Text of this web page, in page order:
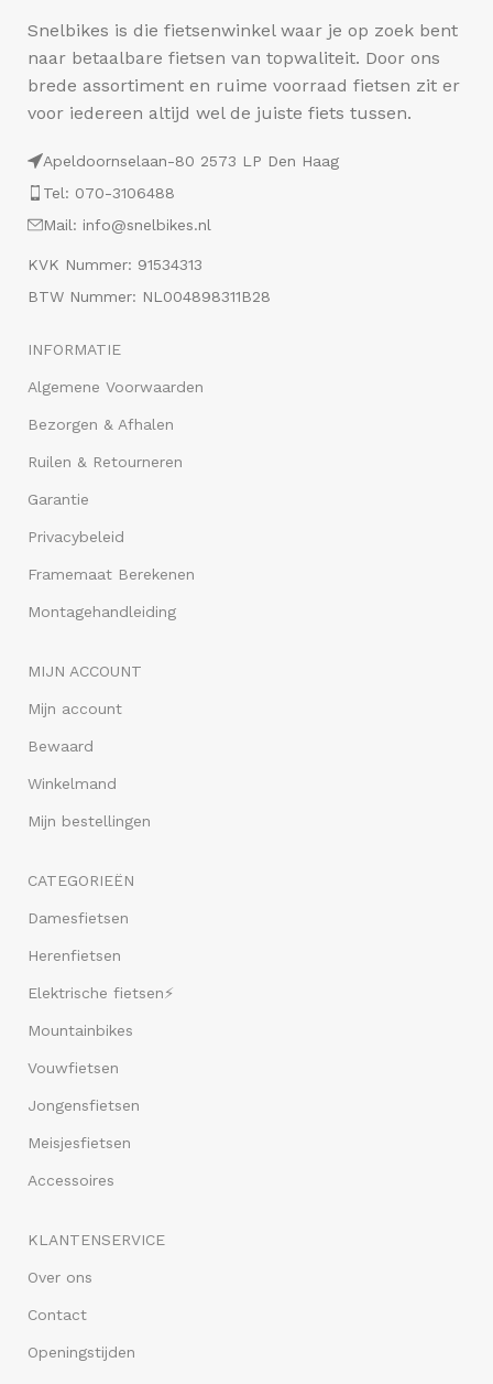
Snelbikes is die fietsenwinkel waar je op zoek bent
naar betaalbare fietsen van topwaliteit. Door ons
brede assortiment en ruime voorraad fietsen zit er
voor iedereen altijd wel de juiste fiets tussen.
Apeldoornselaan-80 2573 LP Den Haag
Tel: 070-3106488
Mail: info@snelbikes.nl
KVK Nummer: 91534313
BTW Nummer: NL004898311B28
INFORMATIE
Algemene Voorwaarden
Bezorgen & Afhalen
Ruilen & Retourneren
Garantie
Privacybeleid
Framemaat Berekenen
Montagehandleiding
MIJN ACCOUNT
Mijn account
Bewaard
Winkelmand
Mijn bestellingen
CATEGORIEËN
Damesfietsen
Herenfietsen
Elektrische fietsen⚡
Mountainbikes
Vouwfietsen
Jongensfietsen
Meisjesfietsen
Accessoires
KLANTENSERVICE
Over ons
Contact
Openingstijden